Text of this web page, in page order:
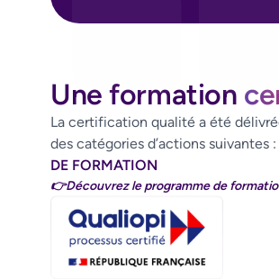
Une formation
La certification qualité a été
des catégories d’actions suivantes :
DE FORMATION
👉Découvrez le programme de